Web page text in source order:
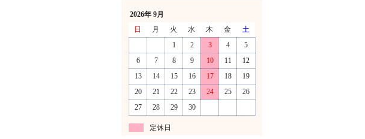
2026年 9月
日
月 火 水 木 金
土
1
2 3 4
5
6
7 8 9 10 11
12
13
14 15 16 17 18
19
20
21 22 23 24 25
26
27
28 29 30
定休日